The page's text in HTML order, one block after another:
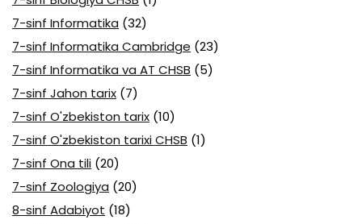
7-sinf Informatika (32)
7-sinf Informatika Cambridge (23)
7-sinf Informatika va AT CHSB (5)
7-sinf Jahon tarix (7)
7-sinf O'zbekiston tarix (10)
7-sinf O'zbekiston tarixi CHSB (1)
7-sinf Ona tili (20)
7-sinf Zoologiya (20)
8-sinf Adabiyot (18)